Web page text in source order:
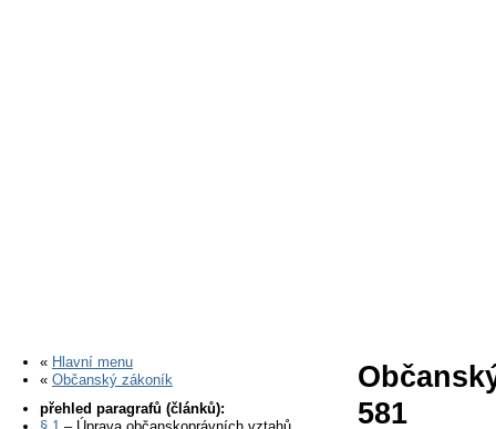
« Hlavní menu
« Občanský zákoník
přehled paragrafů (článků):
581